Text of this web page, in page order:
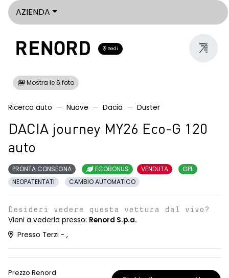
AZIENDA
Sedi
Mostra le 6 foto
Ricerca auto Nuove Dacia Duster
DACIA journey MY26 Eco-G 120
auto
PRONTA CONSEGNA ECOBONUS VENDUTA
GPL
NEOPATENTATI
CAMBIO AUTOMATICO
Desideri vedere questa vettura dal vivo?
Vieni a vederla presso: Renord S.p.a.
Presso Terzi - ,
Prezzo Renord